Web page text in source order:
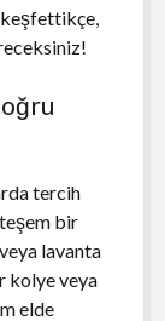
keşfettikçe,
tercih
bir
lavanta
kolye veya
elde